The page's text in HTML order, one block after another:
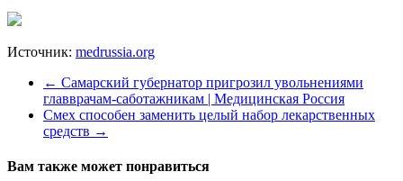
Источник: medrussia.org
← Самарский губернатор пригрозил увольнениями
главврачам-саботажникам | Медицинская Россия
Смех способен заменить целый набор лекарственных
средств →
Вам также может понравиться